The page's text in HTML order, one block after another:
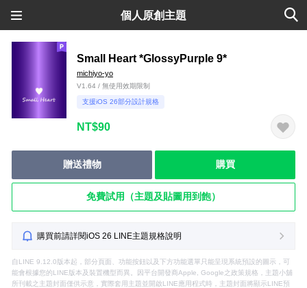
個人原創主題
Small Heart *GlossyPurple 9*
michiyo-yo
V1.64 / 無使用效期限制
支援iOS 26部分設計規格
NT$90
贈送禮物 購買
免費試用（主題及貼圖用到飽）
購買前請詳閱iOS 26 LINE主題規格說明
自LINE 9.12.0版本起，部分頁面、功能按鈕以及下方功能選單只能呈現系統預設的圖示，可
能會根據您的LINE版本及裝置機型而異。因平台開發商Apple, Google之政策規格，主題小舖
所刊載之主題封面僅供示意，實際套用主題並開啟LINE應用程式時，主題封面將顯示LINE預